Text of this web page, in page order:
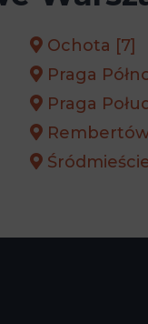
Ochota [7]
Praga
Praga